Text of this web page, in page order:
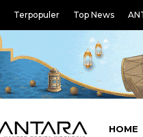
Terpopuler Top News
HOME